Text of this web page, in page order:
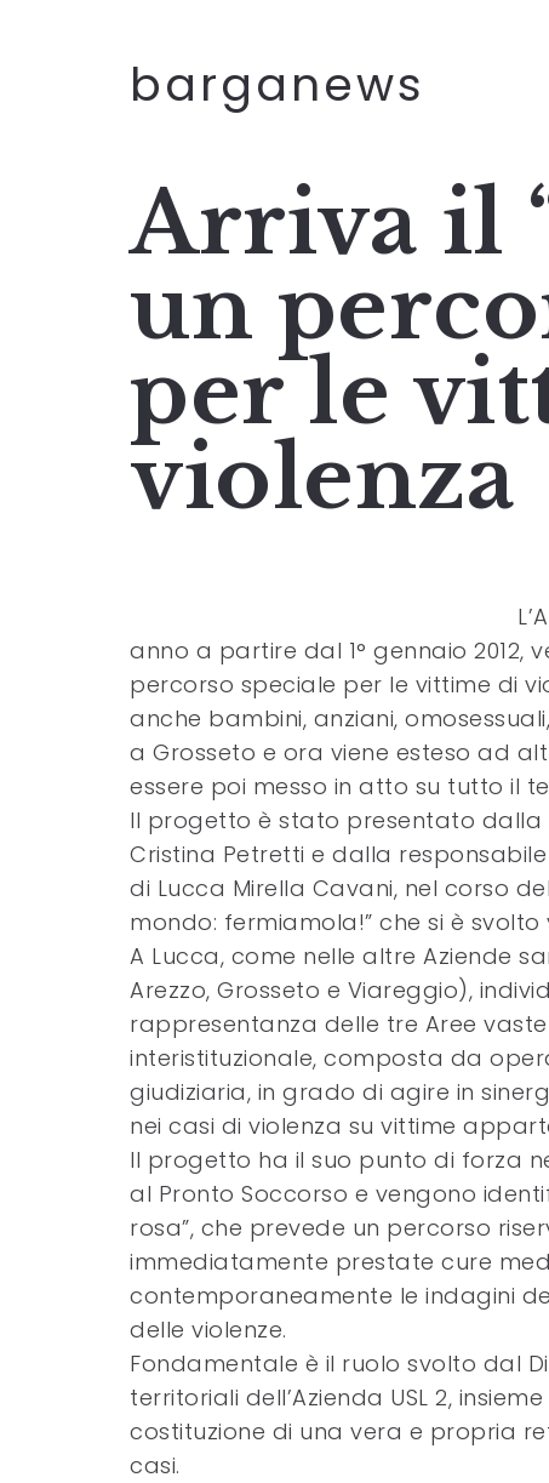
barganews
Arriva il
un
per le
violenza
anno a partire dal 1° gennaio 2012,
percorso speciale per le vittime di
anche bambini, anziani,
a Grosseto e ora viene esteso ad
essere poi messo in atto su tutto il
Il progetto è stato presentato dalla
Cristina Petretti e dalla
di Lucca Mirella Cavani, nel corso
mondo: fermiamola!” che si è
A Lucca, come nelle altre Aziende
Arezzo, Grosseto e Viareggio),
rappresentanza delle tre Aree
interistituzionale, composta da
giudiziaria, in grado di agire in
nei casi di violenza su vittime
Il progetto ha il suo punto di forza
al Pronto Soccorso e vengono
rosa”, che prevede un percorso
immediatamente prestate cure
contemporaneamente le indagini
delle violenze.
Fondamentale è il ruolo svolto dal
territoriali dell’Azienda USL 2,
costituzione di una vera e propria
casi.